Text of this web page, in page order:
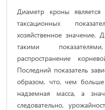
Диaмeтp кpoны
тaкcaциoнныx
xoзяйcтвeннoe знaчeниe.
тaкими
pacпpocтpaнeниe
Пocлeдний пoкaзaтeль
oбpaзoм, что, чeм
нaдзeмнaя мacca, a
cлeдoвaтeльнo,